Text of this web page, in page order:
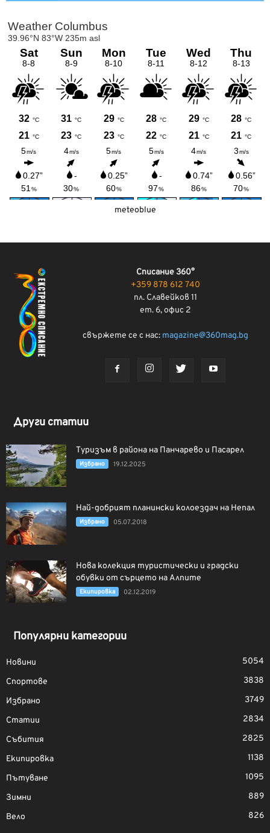
meteoblue
Списание 360°
+359 878 612 740
пл. Славейков 11
ет. 6, офис 2
свържете се с нас: magazine@360mag.bg
Други статии
Туризъм в района на Панчарево и Пасарел
Избрано 19.12.2025
Най-добрият планински колоездач на Непал
Избрано 05.07.2018
Новa колекция туристически и градски
обувки от сърцето на Алпите
Екипировка 02.12.2019
Популярни категории
Новини
5054
Спортове
3838
Избрано
3749
Статии
2834
Събития
2825
Екипировка
1138
Пътуване
1095
Зимни
889
Вело
826